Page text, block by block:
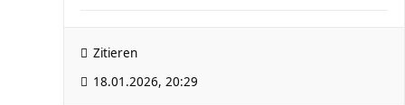
Zitieren
18.01.2026, 20:29